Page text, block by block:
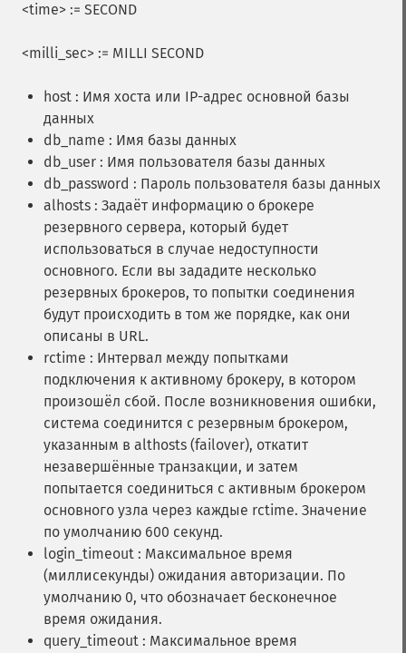
<time> := SECOND
<milli_sec> := MILLI SECOND
host : Имя хоста или IP-адрес основной базы
данных
db_name : Имя базы данных
db_user : Имя пользователя базы данных
db_password : Пароль пользователя базы данных
alhosts : Задаёт информацию о брокере
резервного сервера, который будет
использоваться в случае недоступности
основного. Если вы зададите несколько
резервных брокеров, то попытки соединения
будут происходить в том же порядке, как они
описаны в URL.
rctime : Интервал между попытками
подключения к активному брокеру, в котором
произошёл сбой. После возникновения ошибки,
система соединится с резервным брокером,
указанным в althosts (failover), откатит
незавершённые транзакции, и затем
попытается соединиться с активным брокером
основного узла через каждые rctime. Значение
по умолчанию 600 секунд.
login_timeout : Максимальное время
(миллисекунды) ожидания авторизации. По
умолчанию 0, что обозначает бесконечное
время ожидания.
query_timeout : Максимальное время